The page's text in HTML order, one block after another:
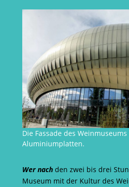
Die Fassade des
Aluminiumplatten.
Wer nachden zwei bis drei
Museum mit der Kultur des